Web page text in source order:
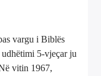
vargu i Biblës
5-vjeçar ju
vitin 1967,